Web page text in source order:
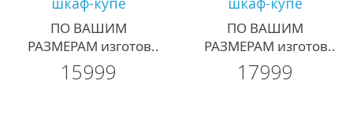
ПО ВАШИМ
РАЗМЕРАМ изготов..
15999
ПО ВАШИМ
РАЗМЕРАМ изготов..
17999